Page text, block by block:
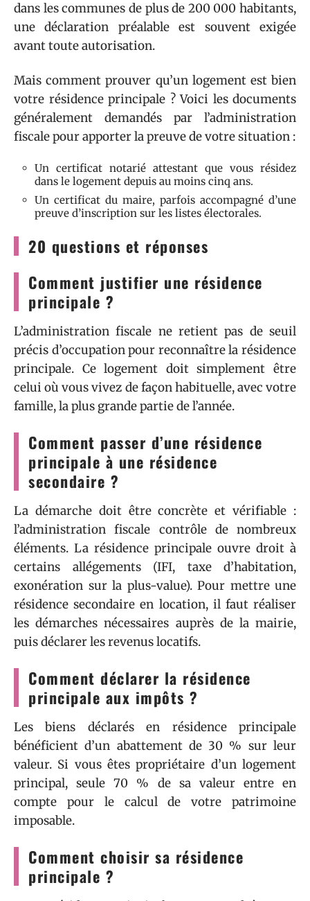
dans les communes de plus de 200 000 habitants,
une déclaration préalable est souvent exigée
avant toute autorisation.
Mais comment prouver qu’un logement est bien
votre résidence principale ? Voici les documents
généralement demandés par l’administration
fiscale pour apporter la preuve de votre situation :
Un certificat notarié attestant que vous résidez
dans le logement depuis au moins cinq ans.
Un certificat du maire, parfois accompagné d’une
preuve d’inscription sur les listes électorales.
20 questions et réponses
Comment justifier une résidence
principale ?
L’administration fiscale ne retient pas de seuil
précis d’occupation pour reconnaître la résidence
principale. Ce logement doit simplement être
celui où vous vivez de façon habituelle, avec votre
famille, la plus grande partie de l’année.
Comment passer d’une résidence
principale à une résidence
secondaire ?
La démarche doit être concrète et vérifiable :
l’administration fiscale contrôle de nombreux
éléments. La résidence principale ouvre droit à
certains allégements (IFI, taxe d’habitation,
exonération sur la plus-value). Pour mettre une
résidence secondaire en location, il faut réaliser
les démarches nécessaires auprès de la mairie,
puis déclarer les revenus locatifs.
Comment déclarer la résidence
principale aux impôts ?
Les biens déclarés en résidence principale
bénéficient d’un abattement de 30 % sur leur
valeur. Si vous êtes propriétaire d’un logement
principal, seule 70 % de sa valeur entre en
compte pour le calcul de votre patrimoine
imposable.
Comment choisir sa résidence
principale ?